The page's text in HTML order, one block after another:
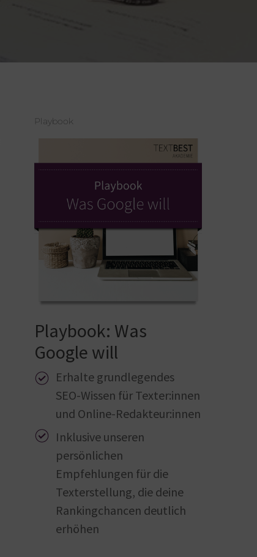
Playbook
Playbook: Was
Google will
Erhalte grundlegendes
SEO-Wissen für Texter:innen
und Online-Redakteur:innen
Inklusive unseren
persönlichen
Empfehlungen für die
Texterstellung, die deine
Rankingchancen deutlich
erhöhen